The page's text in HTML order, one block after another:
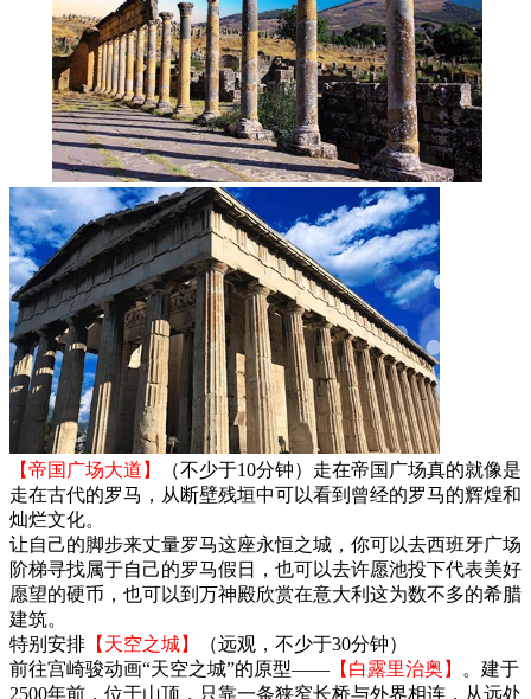
【帝国广场大道】
（不少于10分钟）走在帝国广场真的就像是
走在古代的罗马，从断壁残垣中可以看到曾经的罗马的辉煌和
灿烂文化。
让自己的脚步来丈量罗马这座永恒之城，你可以去西班牙广场
阶梯寻找属于自己的罗马假日，也可以去许愿池投下代表美好
愿望的硬币，也可以到万神殿欣赏在意大利这为数不多的希腊
建筑。
特别安排 【天空之城】
（远观，不少于30分钟）
前往宫崎骏动画“天空之城”的原型—— 【白露里治奥】
。建于
2500年前，位于山顶，只靠一条狭窄长桥与外界相连，从远处